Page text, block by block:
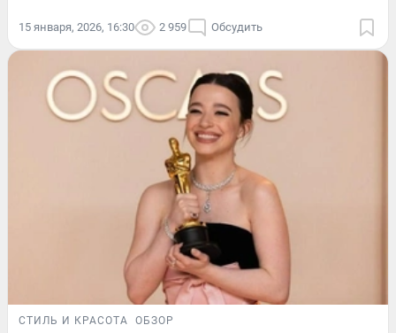
15 января, 2026, 16:30 2 959 Обсудить
СТИЛЬ И КРАСОТА ОБЗОР